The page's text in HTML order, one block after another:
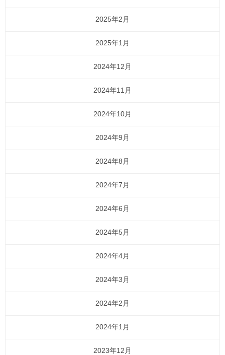
2025年2月
2025年1月
2024年12月
2024年11月
2024年10月
2024年9月
2024年8月
2024年7月
2024年6月
2024年5月
2024年4月
2024年3月
2024年2月
2024年1月
2023年12月